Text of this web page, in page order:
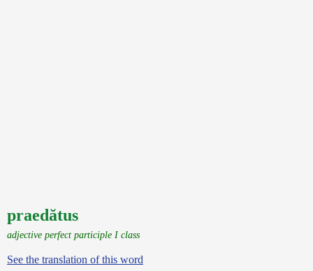
praedătus
adjective perfect participle I class
See the translation of this word